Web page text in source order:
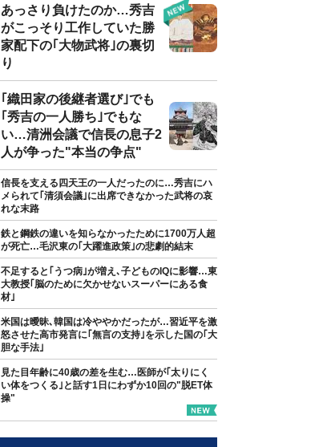
あっさり負けたのか…秀吉
がこっそり工作していた勝
家配下の｢大物武将｣の裏切
り
｢織田家の後継者選び｣でも
｢秀吉の一人勝ち｣でもな
い…清洲会議で信長の息子2
人が争った"本当の争点"
信長を支える四天王の一人だったのに…秀吉にハ
メられて｢清須会議｣に出席できなかった武将の哀
れな末路
鉄と鋼鉄の違いを知らなかったために1700万人超
が死亡…毛沢東の｢大躍進政策｣の悲劇的結末
不足すると｢うつ病｣が増え､子どものIQに影響…東
大教授｢脳のために欠かせないスーパーにある食
材｣
米国は曖昧､韓国は冷ややかだったが…習近平を激
怒させた高市発言に｢無言の支持｣を示した国の｢大
胆な手法｣
見た目年齢に40歳の差を生む…医師が｢太りにく
い体をつくる｣と話す1日にわずか10回の"脱ET体
操"